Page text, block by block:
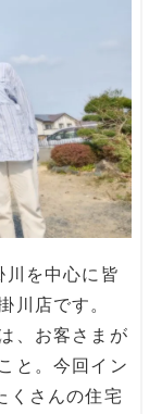
川を中心に皆
川店です。
、お客さまが
と。今回イン
くさんの住宅